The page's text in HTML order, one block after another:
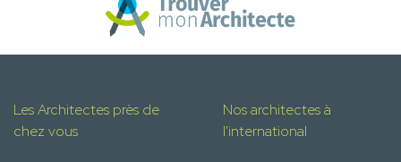
Les Architectes près de
chez vous
Nos architectes à
l'international